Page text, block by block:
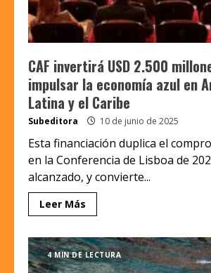
CAF invertirá USD 2.500
impulsar la economía azul en
Latina y el Caribe
Subeditora 10 de junio de 2025
Esta financiación duplica el
en la Conferencia de Lisboa de
alcanzado, y convierte...
Leer Más
4 MIN DE LECTURA